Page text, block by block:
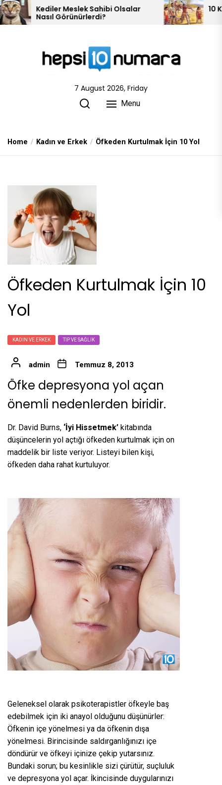
Skip
to
Meslek Sahibi Olsalar
Görünürlerdi?
10 Kızılderili
7 August 2026, Friday
Menu
Home Kadın ve Erkek Öfkeden Kurtulmak İçin 10 Yol
Öfkeden Kurtulmak İçin 10
Yol
KADIN VE ERKEK TIP VE SAĞLIK
admin Temmuz 8, 2013
Öfke depresyona yol açan
önemli nedenlerden biridir.
Dr. David Burns, ‘İyi Hissetmek’ kitabında
düşüncelerin yol açtığı öfkeden kurtulmak için on
maddelik bir liste veriyor. Listeyi bilen kişi,
öfkeden daha rahat kurtuluyor.
Geleneksel olarak psikoterapistler öfkeyle baş
edebilmek için iki anayol olduğunu düşünürler:
Öfkenin içe yönelmesi ya da öfkenin dışa
yönelmesi. Birincisinde saldırganlığınızı içe
döndürür ve öfkeyi içinize çekip yutarsınız.
Bundaki sorun; bu kesinlikle sizi çürütür, suçluluk
ve depresyona yol açar. İkincisinde duygularınızı